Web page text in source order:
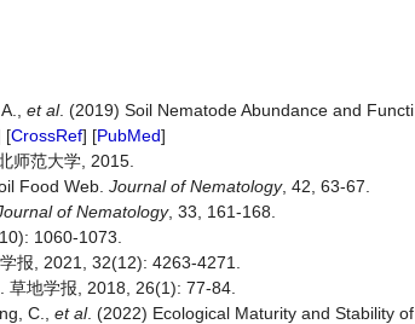
et al. (2019) Soil Nematode Abundance and Functi
[CrossRef] [PubMed]
师范大学, 2015.
Food Web. Journal of Nematology, 42, 63-67.
of Nematology, 33, 161-168.
1060-1073.
报, 2021, 32(12): 4263-4271.
草地学报, 2018, 26(1): 77-84.
C., et al. (2022) Ecological Maturity and Stability of